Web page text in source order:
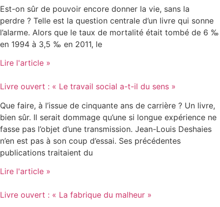
Est-on sûr de pouvoir encore donner la vie, sans la
perdre ? Telle est la question centrale d’un livre qui sonne
l’alarme. Alors que le taux de mortalité était tombé de 6 ‰
en 1994 à 3,5 ‰ en 2011, le
Lire l'article »
Livre ouvert : « Le travail social a-t-il du sens »
Que faire, à l’issue de cinquante ans de carrière ? Un livre,
bien sûr. Il serait dommage qu’une si longue expérience ne
fasse pas l’objet d’une transmission. Jean-Louis Deshaies
n’en est pas à son coup d’essai. Ses précédentes
publications traitaient du
Lire l'article »
Livre ouvert : « La fabrique du malheur »